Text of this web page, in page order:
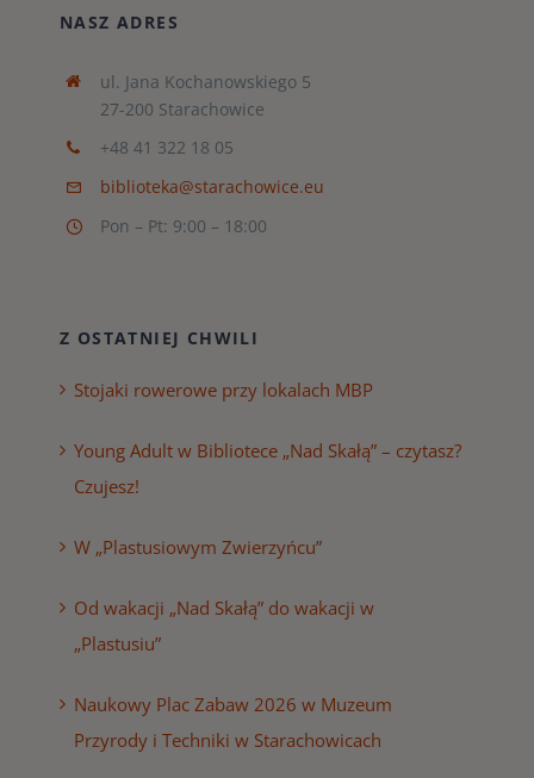
NASZ ADRES
ul. Jana Kochanowskiego 5
27-200 Starachowice
+48 41 322 18 05
biblioteka@starachowice.eu
Pon – Pt: 9:00 – 18:00
Z OSTATNIEJ CHWILI
Stojaki rowerowe przy lokalach MBP
Young Adult w Bibliotece „Nad Skałą” – czytasz?
Czujesz!
W „Plastusiowym Zwierzyńcu”
Od wakacji „Nad Skałą” do wakacji w
„Plastusiu”
Naukowy Plac Zabaw 2026 w Muzeum
Przyrody i Techniki w Starachowicach